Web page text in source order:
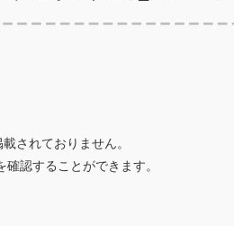
されておりません。
認することができます。